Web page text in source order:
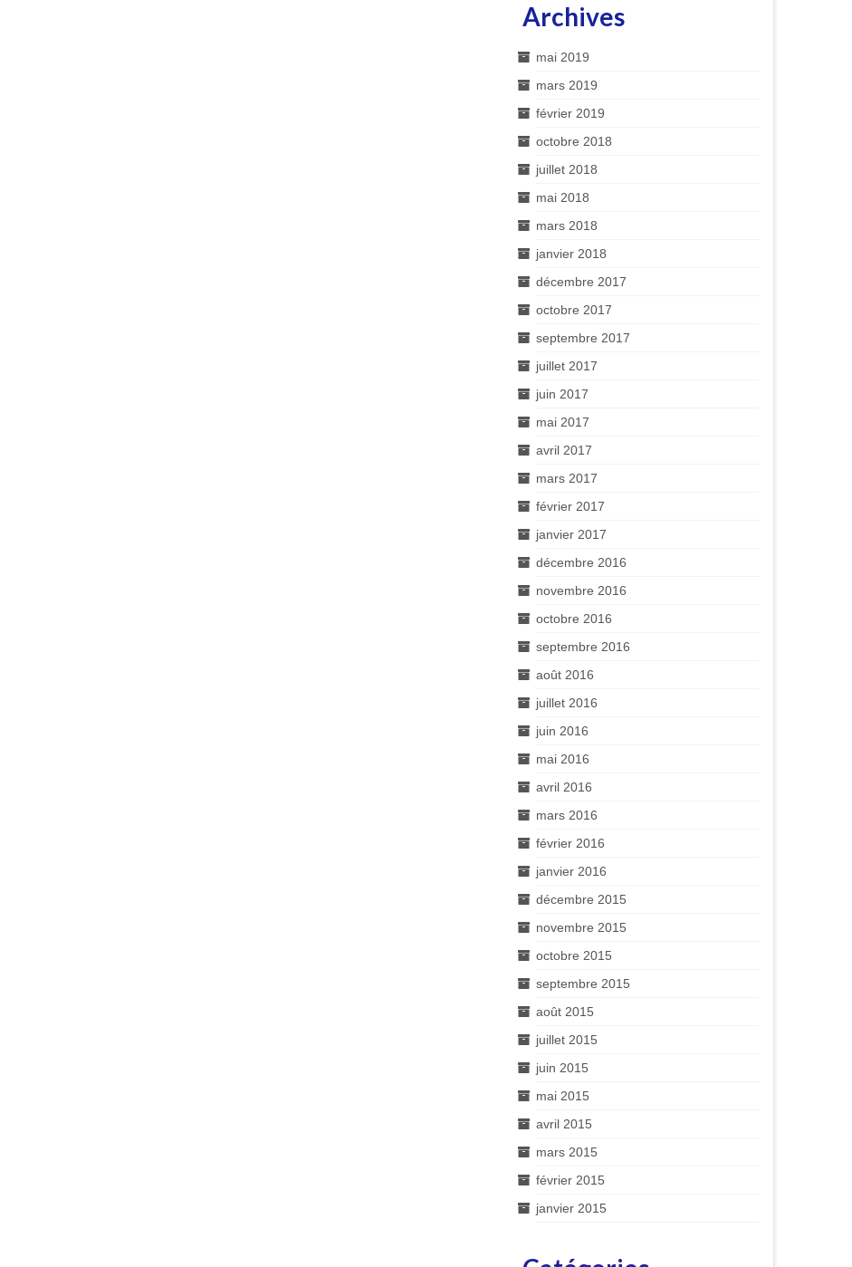
Archives
mai 2019
mars 2019
février 2019
octobre 2018
juillet 2018
mai 2018
mars 2018
janvier 2018
décembre 2017
octobre 2017
septembre 2017
juillet 2017
juin 2017
mai 2017
avril 2017
mars 2017
février 2017
janvier 2017
décembre 2016
novembre 2016
octobre 2016
septembre 2016
août 2016
juillet 2016
juin 2016
mai 2016
avril 2016
mars 2016
février 2016
janvier 2016
décembre 2015
novembre 2015
octobre 2015
septembre 2015
août 2015
juillet 2015
juin 2015
mai 2015
avril 2015
mars 2015
février 2015
janvier 2015